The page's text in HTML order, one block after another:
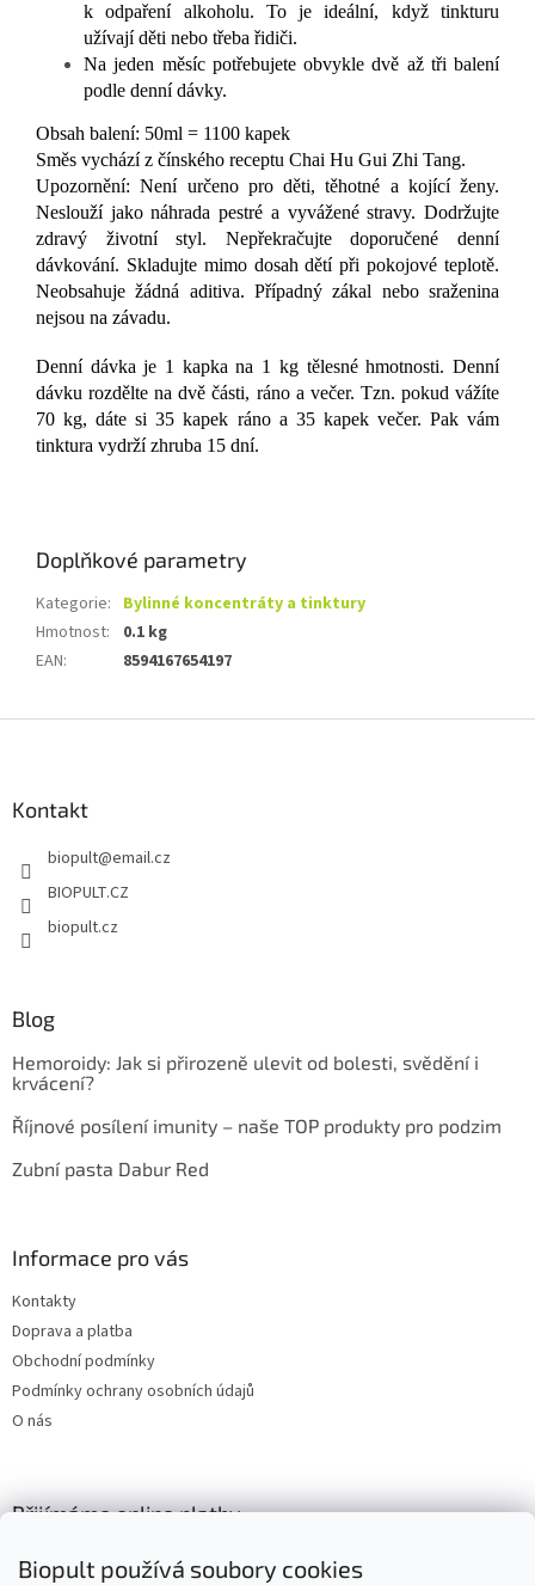
Biopult používá soubory cookies
k odpaření alkoholu. To je ideální, když tinkturu
užívají děti nebo třeba řidiči.
Na jeden měsíc potřebujete obvykle dvě až tři balení
podle denní dávky.
Obsah balení: 50ml = 1100 kapek
Směs vychází z čínského receptu Chai Hu Gui Zhi Tang.
Upozornění: Není určeno pro děti, těhotné a kojící ženy.
Neslouží jako náhrada pestré a vyvážené stravy. Dodržujte
zdravý životní styl. Nepřekračujte doporučené denní
dávkování. Skladujte mimo dosah dětí při pokojové teplotě.
Neobsahuje žádná aditiva. Případný zákal nebo sraženina
nejsou na závadu.
Denní dávka je 1 kapka na 1 kg tělesné hmotnosti. Denní
dávku rozdělte na dvě části, ráno a večer. Tzn. pokud vážíte
70 kg, dáte si 35 kapek ráno a 35 kapek večer. Pak vám
tinktura vydrží zhruba 15 dní.
Doplňkové parametry
Kategorie: Bylinné koncentráty a tinktury
Hmotnost:
0.1 kg
EAN: 8594167654197
Kontakt
biopult@email.cz
BIOPULT.CZ
biopult.cz
Blog
Hemoroidy: Jak si přirozeně ulevit od bolesti, svědění i
krvácení?
Říjnové posílení imunity – naše TOP produkty pro podzim
Zubní pasta Dabur Red
Informace pro vás
Kontakty
Doprava a platba
Obchodní podmínky
Podmínky ochrany osobních údajů
O nás
Přijímáme online platby